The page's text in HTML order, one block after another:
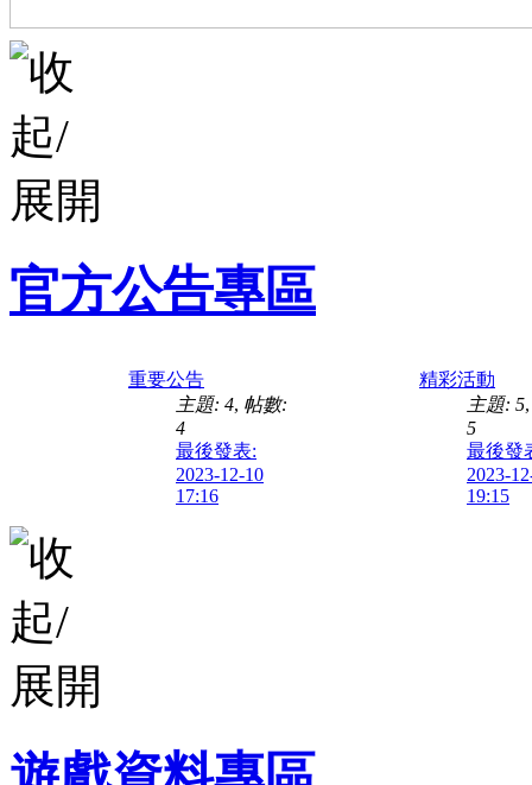
官方公告專區
重要公告
主題: 4, 帖數:
4
最後發表:
2023-12-10
17:16
精彩活動
主題: 5
5
最後發
2023-
19:15